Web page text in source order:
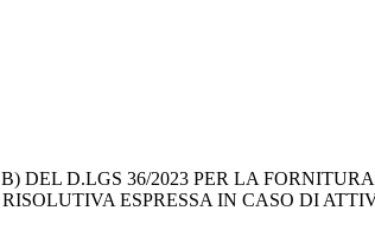
DEL D.LGS 36/2023 PER LA
ESPRESSA IN CASO DI